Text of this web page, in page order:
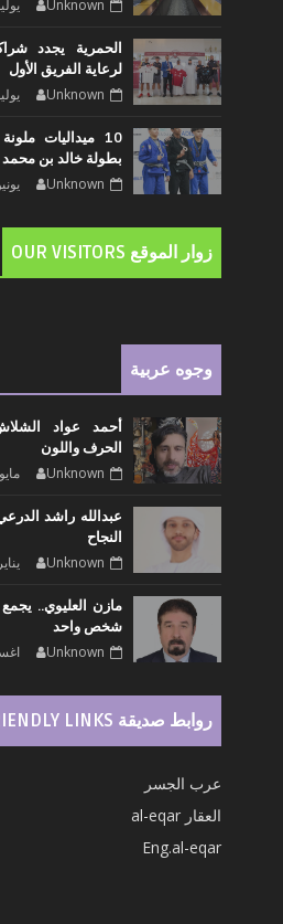
Unknown يوليو
الحمرية يجدد
لرعاية الفريق الأول
Unknown يوليو 21,
10 ميداليات
بطولة خالد بن محمد
Unknown يونيو
زوار الموقع OUR VISITORS
وجوه عربية
أحمد عواد
الحرف واللون
Unknown مايو 24,
عبدالله راشد
النجاح
Unknown يناير
مازن العليوي..
شخص واحد
Unknown
روابط صديقة FRIENDLY LINKS
عرب الجسر
العقار al-eqar
Eng.al-eqar